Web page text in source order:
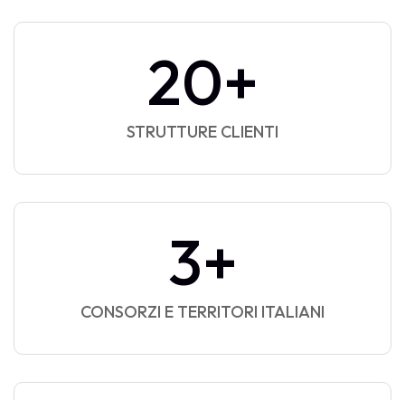
30+
STRUTTURE CLIENTI
5+
CONSORZI E TERRITORI ITALIANI